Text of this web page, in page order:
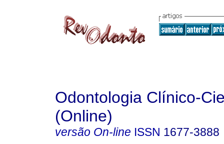
Odontologia Clínico-
(Online)
versão On-line ISSN 1677-3888